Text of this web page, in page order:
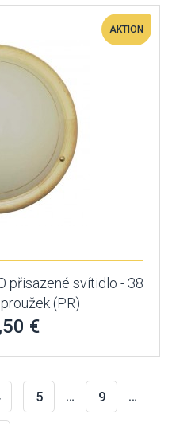
AKTION
přisazené svítidlo - 38
(PR)
€
5 … 9 …